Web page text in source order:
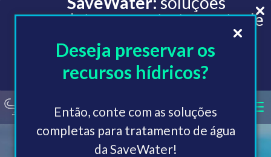
completas para o tratamento de
Receba nosso catálogo
Deseja preservar os
recursos hídricos?
Então, conte com as soluções
completas para tratamento de água
da SaveWater!